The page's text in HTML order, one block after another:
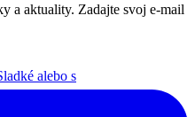
a aktuality. Zadajte svoj e-mail
alebo s